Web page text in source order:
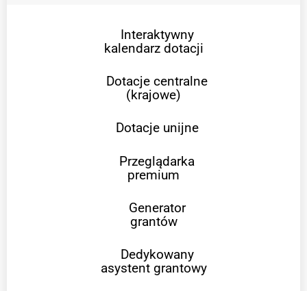
Interaktywny
kalendarz dotacji
Dotacje centralne
(krajowe)
Dotacje unijne
Przeglądarka
premium
Generator
grantów
Dedykowany
asystent grantowy